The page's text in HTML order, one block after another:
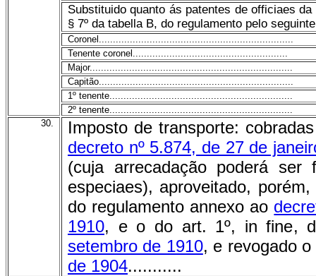
Substituido quanto ás patentes de officiaes
§ 7º da tabella B, do regulamento pelo
Coronel.....................................................................
Tenente coronel.......................................................
Major........................................................................
Capitão.....................................................................
1º tenente.................................................................
2º tenente.................................................................
30.
Imposto de transporte:
decreto nº 5.874, de 27 de
(cuja arrecadação poderá
especiaes), aproveitado,
do regulamento annexo ao
1910, e o do art. 1º, in fine,
setembro de 1910, e revogado o
de 1904...........